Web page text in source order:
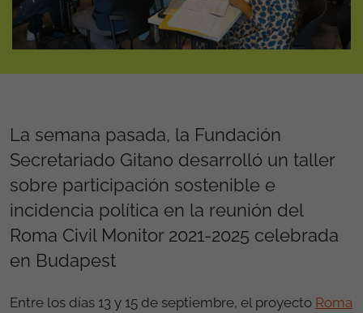
La semana pasada, la Fundación
Secretariado Gitano desarrolló un taller
sobre participación sostenible e
incidencia política en la reunión del
Roma Civil Monitor 2021-2025 celebrada
en Budapest
Entre los días 13 y 15 de septiembre, el proyecto Roma